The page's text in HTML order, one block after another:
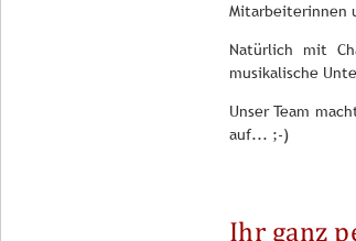
Mitarbeiterinnen
Natürlich mit
musikalische
Unser Team
auf... ;-)
Ihr ganz